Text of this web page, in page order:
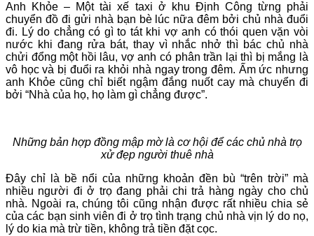
Anh Khỏe – Một tài xế taxi ở khu Định Công từng phải
chuyển đồ đi gửi nhà bạn bè lúc nữa đêm bởi chủ nhà đuổi
đi. Lý do chẳng có gì to tát khi vợ anh có thói quen vặn vòi
nước khi đang rửa bát, thay vì nhắc nhở thì bác chủ nhà
chửi đổng một hồi lâu, vợ anh có phân trần lại thì bị mắng là
vô học và bị đuổi ra khỏi nhà ngay trong đêm. Ấm ức nhưng
anh Khỏe cũng chỉ biết ngậm đắng nuốt cay mà chuyển đi
bởi “Nhà của họ, họ làm gì chẳng được”.
Những bản hợp đồng mập mờ là cơ hội để các chủ nhà trọ
xử đẹp người thuê nhà
Đây chỉ là bề nổi của những khoản đền bù “trên trời” mà
nhiều người đi ở trọ đang phải chi trả hàng ngày cho chủ
nhà. Ngoài ra, chúng tôi cũng nhận được rất nhiều chia sẻ
của các bạn sinh viên đi ở trọ tình trạng chủ nhà vịn lý do nọ,
lý do kia mà trừ tiền, không trả tiền đặt cọc.